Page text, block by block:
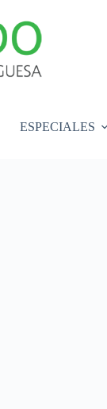
ESPECIALES